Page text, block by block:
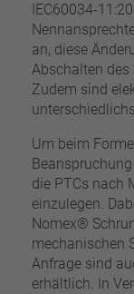
IEC60034-
an, diese
Abschalten des
Zudem sind
Um beim
die PTCs nach
einzulegen.
Nomex®
mechanischen
Anfrage sind
erhältlich. In